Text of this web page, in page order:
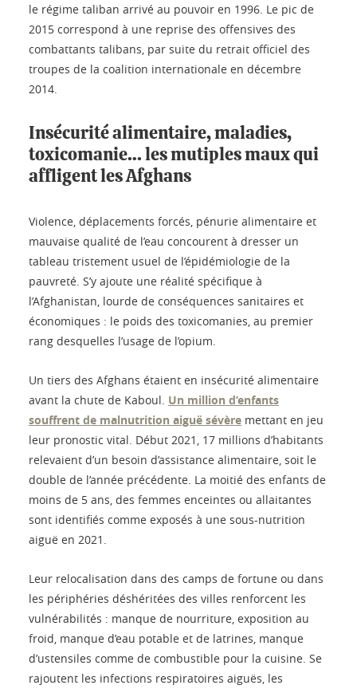
le régime taliban arrivé au pouvoir en 1996. Le pic de
2015 correspond à une reprise des offensives des
combattants talibans, par suite du retrait officiel des
troupes de la coalition internationale en décembre
2014.
Insécurité alimentaire, maladies,
toxicomanie… les mutiples maux qui
affligent les Afghans
Violence, déplacements forcés, pénurie alimentaire et
mauvaise qualité de l’eau concourent à dresser un
tableau tristement usuel de l’épidémiologie de la
pauvreté. S’y ajoute une réalité spécifique à
l’Afghanistan, lourde de conséquences sanitaires et
économiques : le poids des toxicomanies, au premier
rang desquelles l’usage de l’opium.
Un tiers des Afghans étaient en insécurité alimentaire
avant la chute de Kaboul. Un million d’enfants
souffrent de malnutrition aiguë sévère mettant en jeu
leur pronostic vital. Début 2021, 17 millions d’habitants
relevaient d’un besoin d’assistance alimentaire, soit le
double de l’année précédente. La moitié des enfants de
moins de 5 ans, des femmes enceintes ou allaitantes
sont identifiés comme exposés à une sous-nutrition
aiguë en 2021.
Leur relocalisation dans des camps de fortune ou dans
les périphéries déshéritées des villes renforcent les
vulnérabilités : manque de nourriture, exposition au
froid, manque d’eau potable et de latrines, manque
d’ustensiles comme de combustible pour la cuisine. Se
rajoutent les infections respiratoires aiguës, les